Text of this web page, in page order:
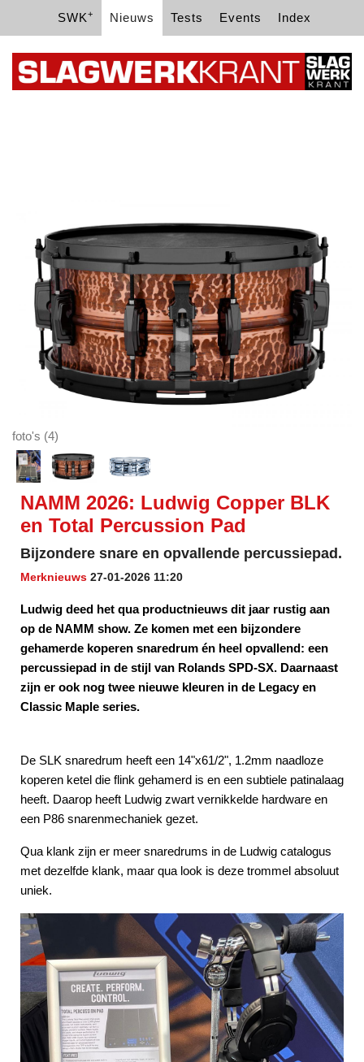
SWK+ Nieuws Tests Events Index
foto's (4)
NAMM 2026: Ludwig Copper BLK
en Total Percussion Pad
Bijzondere snare en opvallende percussiepad.
Merknieuws 27-01-2026 11:20
Ludwig deed het qua productnieuws dit jaar rustig aan
op de NAMM show. Ze komen met een bijzondere
gehamerde koperen snaredrum én heel opvallend: een
percussiepad in de stijl van Rolands SPD-SX. Daarnaast
zijn er ook nog twee nieuwe kleuren in de Legacy en
Classic Maple series.
De SLK snaredrum heeft een 14"x61/2", 1.2mm naadloze
koperen ketel die flink gehamerd is en een subtiele patinalaag
heeft. Daarop heeft Ludwig zwart vernikkelde hardware en
een P86 snarenmechaniek gezet.
Qua klank zijn er meer snaredrums in de Ludwig catalogus
met dezelfde klank, maar qua look is deze trommel absoluut
uniek.